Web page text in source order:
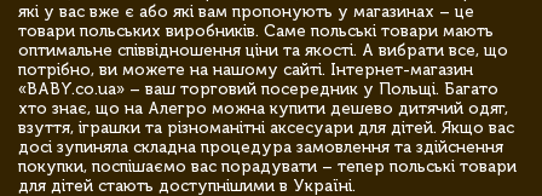
які у вас вже є або які вам пропонують у магазинах – це
товари польських виробників. Саме польські товари мають
оптимальне співвідношення ціни та якості. А вибрати все, що
потрібно, ви можете на нашому сайті. Інтернет-магазин
«BABY.co.ua» – ваш торговий посередник у Польщі. Багато
хто знає, що на Алегро можна купити дешево дитячий одяг,
взуття, іграшки та різноманітні аксесуари для дітей. Якщо вас
досі зупиняла складна процедура замовлення та здійснення
покупки, поспішаємо вас порадувати – тепер польські товари
для дітей стають доступнішими в Україні.